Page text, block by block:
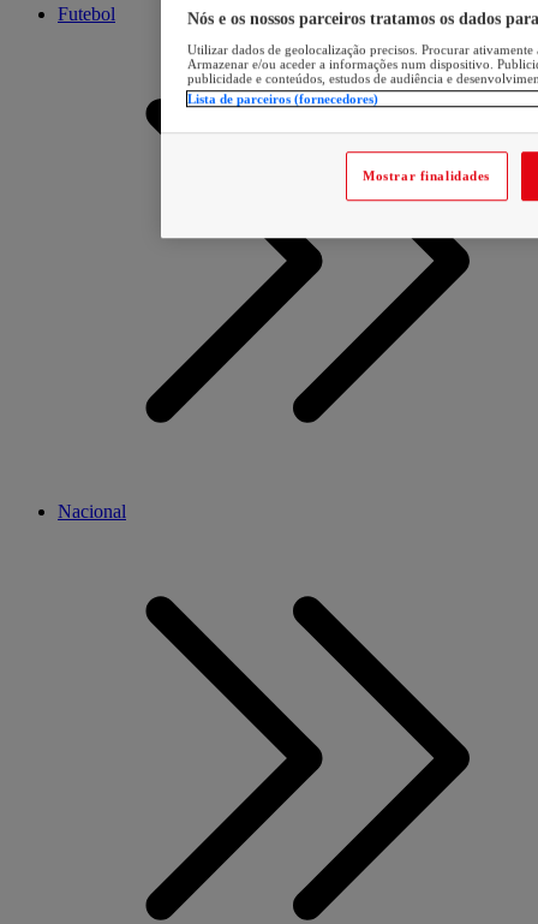
Futebol
Nacional
Nós e os nossos parceiros tratamos os dados
Utilizar dados de geolocalização precisos. Procurar
Armazenar e/ou aceder a informações num dispositivo.
publicidade e conteúdos, estudos de audiência e
Lista de parceiros (fornecedores)
Mostrar finalidades